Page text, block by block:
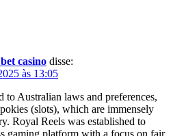
casino disse:
às 13:05
to Australian laws and preferences,
(slots), which are immensely
Royal Reels was established to
gaming platform with a focus on fair